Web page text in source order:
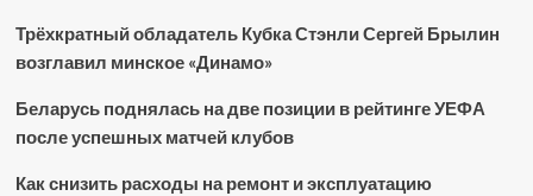
Трёхкратный обладатель Кубка Стэнли Сергей Брылин
возглавил минское «Динамо»
Беларусь поднялась на две позиции в рейтинге УЕФА
после успешных матчей клубов
Как снизить расходы на ремонт и эксплуатацию